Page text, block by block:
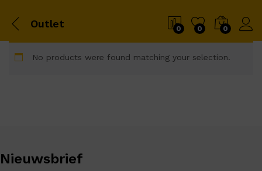
Outlet 0 0 0
No products were found matching your selection.
Nieuwsbrief